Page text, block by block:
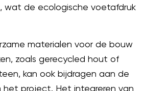
wat de ecologische voetafdruk
materialen voor de bouw
zoals gerecycled hout of
kan ook bijdragen aan de
het project. Het integreren van